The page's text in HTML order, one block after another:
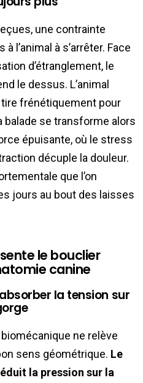
une contrainte
l’animal à s’arrêter. Face
d’étranglement, le
le dessus. L’animal
tire frénétiquement pour
balade se transforme alors
épuisante, où le stress
décuple la douleur.
que l’on
jours au bout des laisses
le bouclier
canine
la tension sur
ne relève
sens géométrique. Le
la pression sur la